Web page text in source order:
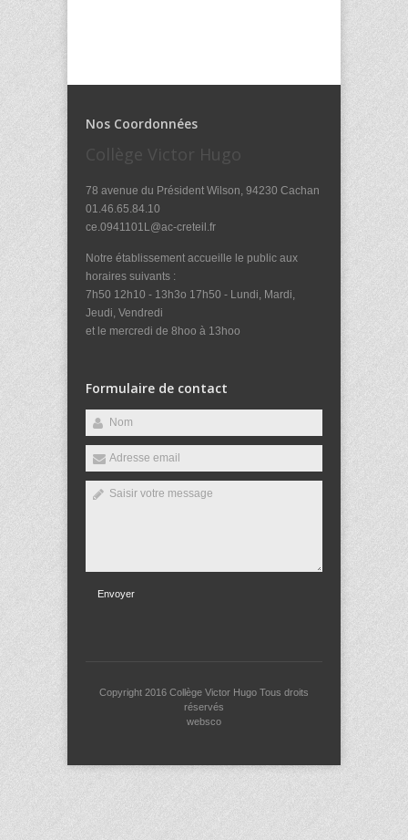
Nos Coordonnées
Collège Victor Hugo
78 avenue du Président Wilson, 94230 Cachan
01.46.65.84.10
ce.0941101L@ac-creteil.fr
Notre établissement accueille le public aux
horaires suivants :
7h50 12h10 - 13h3o 17h50 - Lundi, Mardi,
Jeudi, Vendredi
et le mercredi de 8hoo à 13hoo
Formulaire de contact
Envoyer
Copyright 2016 Collège Victor Hugo Tous droits
réservés
websco